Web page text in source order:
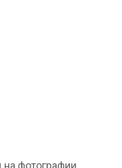
фотографии.